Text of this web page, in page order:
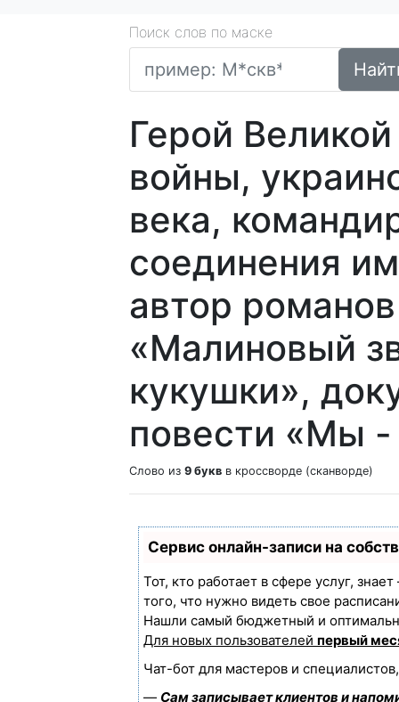
Поиск слов по маске
Герой
войны,
века,
соединения
автор
«Малиновый
кукушки»,
повести «Мы -
Слово из 9 букв в кроссворде (сканворде)
Сервис онлайн-записи на
Тот, кто работает в сфере услуг,
того, что нужно видеть свое
Нашли самый бюджетный и
Для новых пользователей первый
Чат-бот для мастеров и
— Сам записывает клиентов и